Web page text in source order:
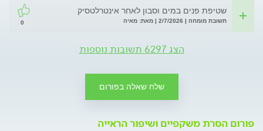
שטיפת פנים במים וסבון לאחר אינטרלטסיק
תשובת מומחה | 2/7/2026 | מאת: מאיה 0
הצג 6297 תשובות נוספות
שלח שאלה בפורום
פורום הסרת משקפיים ושיפור הראייה